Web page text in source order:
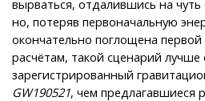
вырваться, отдалившись на
но, потеряв первоначальную
окончательно поглощена
расчётам, такой сценарий лучше
зарегистрированный
GW190521, чем предлагавшиеся